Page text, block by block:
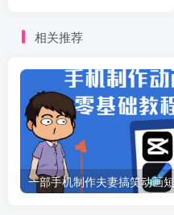
相关推荐